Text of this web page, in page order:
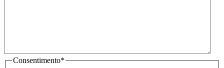
Consentimento*